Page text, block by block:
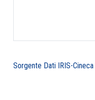
Sorgente Dati IRIS-Cineca